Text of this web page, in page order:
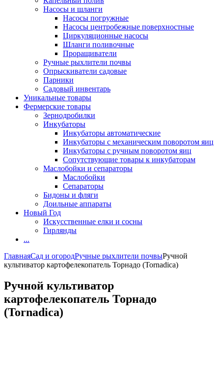
Насосы и шланги
Насосы погружные
Насосы центробежные поверхностные
Циркуляционные насосы
Шланги поливочные
Проращиватели
Ручные рыхлители почвы
Опрыскиватели садовые
Парники
Садовый инвентарь
Уникальные товары
Фермерские товары
Зернодробилки
Инкубаторы
Инкубаторы автоматические
Инкубаторы с механическим поворотом яиц
Инкубаторы с ручным поворотом яиц
Сопутствующие товары к инкубаторам
Маслобойки и сепараторы
Маслобойки
Сепараторы
Бидоны и фляги
Доильные аппараты
Новый Год
Искусственные елки и сосны
Гирлянды
...
ГлавнаяСад и огородРучные рыхлители почвыРучной
культиватор картофелекопатель Торнадо (Tornadica)
Ручной культиватор
картофелекопатель Торнадо
(Tornadica)